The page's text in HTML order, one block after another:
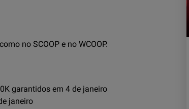
no SCOOP e no WCOOP.
garantidos em 4 de janeiro
janeiro